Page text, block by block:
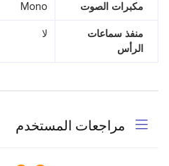
مكبرات الصوت Mono
منفذ سماعات
الرأس
لا
مراجعات المستخدم